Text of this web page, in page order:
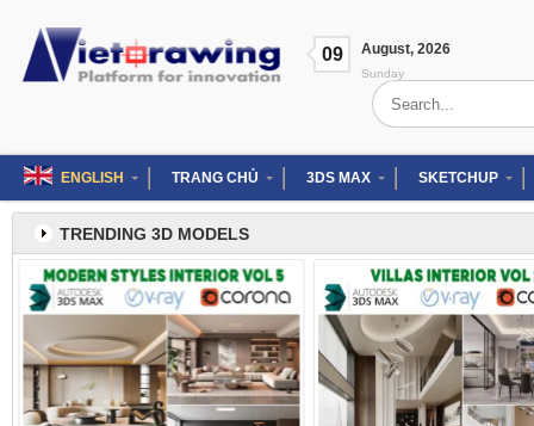
content
09 August, 2026
Sunday
Search
for:
ENGLISH TRANG CHỦ 3DS MAX SKETCHUP
TRENDING 3D MODELS